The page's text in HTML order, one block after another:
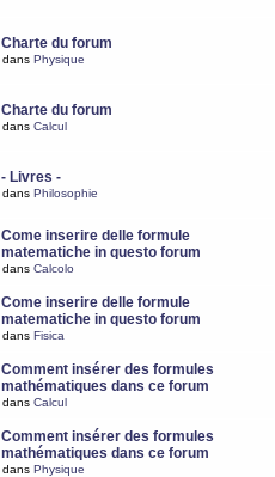
Charte du forum
dans Physique
Charte du forum
dans Calcul
- Livres -
dans Philosophie
Come inserire delle formule
matematiche in questo forum
dans Calcolo
Come inserire delle formule
matematiche in questo forum
dans Fisica
Comment insérer des formules
mathématiques dans ce forum
dans Calcul
Comment insérer des formules
mathématiques dans ce forum
dans Physique